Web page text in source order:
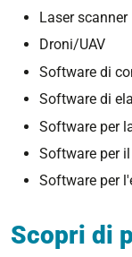
Laser scanner
Droni/UAV
Software di
Software di
Software per
Software per
Software per
Scopri di